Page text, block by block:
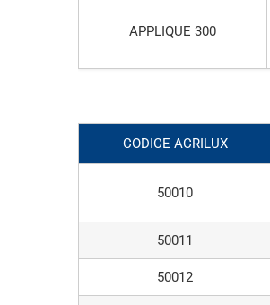
APPLIQUE 300
CODICE ACRILUX
50010
50011
50012